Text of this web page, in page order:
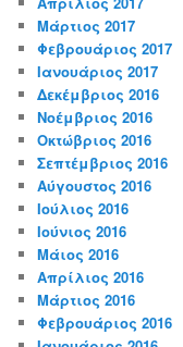
Μάρτιος 2017
Φεβρουάριος 2017
Ιανουάριος 2017
Δεκέμβριος 2016
Νοέμβριος 2016
Οκτώβριος 2016
Σεπτέμβριος 2016
Αύγουστος 2016
Ιούλιος 2016
Ιούνιος 2016
Μάιος 2016
Απρίλιος 2016
Μάρτιος 2016
Φεβρουάριος 2016